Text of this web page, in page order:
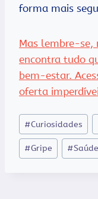
forma mais
Mas lembre-se,
encontra tudo
bem-estar.
oferta
Tags
do
Post:
#Curiosidades
#Gripe #